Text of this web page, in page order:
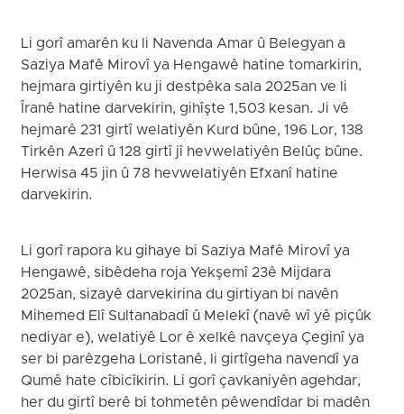
Li gorî amarên ku li Navenda Amar û Belegyan a
Saziya Mafê Mirovî ya Hengawê hatine tomarkirin,
hejmara girtiyên ku ji destpêka sala 2025an ve li
Îranê hatine darvekirin, gihîşte 1,503 kesan. Ji vê
hejmarê 231 girtî welatiyên Kurd bûne, 196 Lor, 138
Tirkên Azerî û 128 girtî jî hevwelatiyên Belûç bûne.
Herwisa 45 jin û 78 hevwelatiyên Efxanî hatine
darvekirin.
Li gorî rapora ku gihaye bi Saziya Mafê Mirovî ya
Hengawê, sibêdeha roja Yekşemî 23ê Mijdara
2025an, sizayê darvekirina du girtiyan bi navên
Mihemed Elî Sultanabadî û Melekî (navê wî yê piçûk
nediyar e), welatiyê Lor ê xelkê navçeya Çeginî ya
ser bi parêzgeha Loristanê, li girtîgeha navendî ya
Qumê hate cîbicîkirin. Li gorî çavkaniyên agehdar,
her du girtî berê bi tohmetên pêwendîdar bi madên